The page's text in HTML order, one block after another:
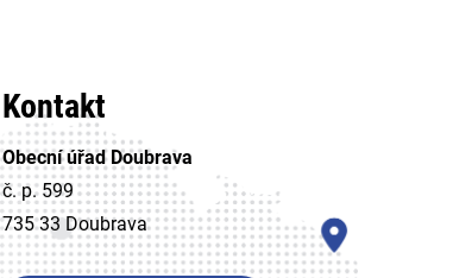
Kontakt
Obecní úřad Doubrava
č. p. 599
735 33 Doubrava